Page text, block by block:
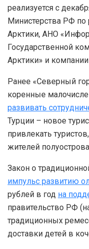
реализуется с
Министерства РФ по
Арктики, АНО
Государственной
Арктики» и
Ранее «Северный
коренные
развивать
Турции – новое
привлекать
жителей
Закон о
импульс развитию
рублей в год на
правительство РФ
традиционных
доставки детей в